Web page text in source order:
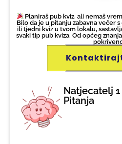
Planiraš pub kviz, ali nemaš
Bilo da je u pitanju zabavna večer
ili tjedni kviz u tvom lokalu,
svaki tip pub kviza. Od općeg
Natjecatelj
Pitanja